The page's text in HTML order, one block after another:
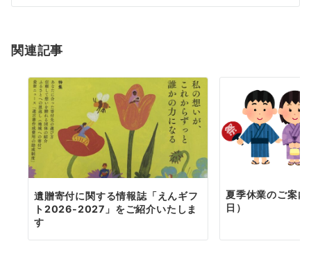
シ
ン
関連記事
遺贈寄付に関する情報誌「えんギフ
ト2026-2027」をご紹介いたしま
す
夏季休業のご案
日）